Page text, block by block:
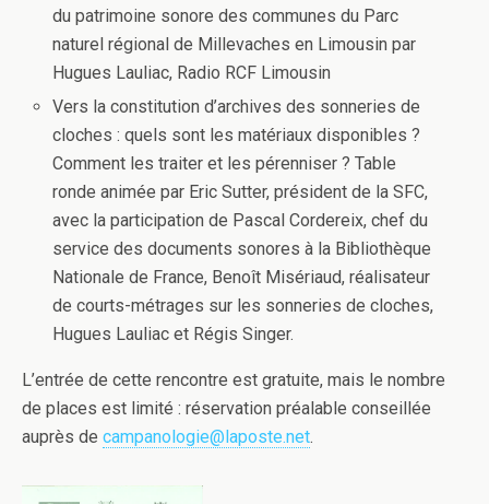
du patrimoine sonore des communes du Parc
naturel régional de Millevaches en Limousin par
Hugues Lauliac, Radio RCF Limousin
Vers la constitution d’archives des sonneries de
cloches : quels sont les matériaux disponibles ?
Comment les traiter et les pérenniser ? Table
ronde animée par Eric Sutter, président de la SFC,
avec la participation de Pascal Cordereix, chef du
service des documents sonores à la Bibliothèque
Nationale de France, Benoît Misériaud, réalisateur
de courts-métrages sur les sonneries de cloches,
Hugues Lauliac et Régis Singer.
L’entrée de cette rencontre est gratuite, mais le nombre
de places est limité : réservation préalable conseillée
auprès de campanologie@laposte.net.